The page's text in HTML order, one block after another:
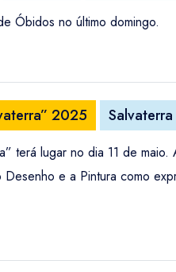
Óbidos no último domingo.
2025
terá lugar no dia 11 de
e a Pintura como